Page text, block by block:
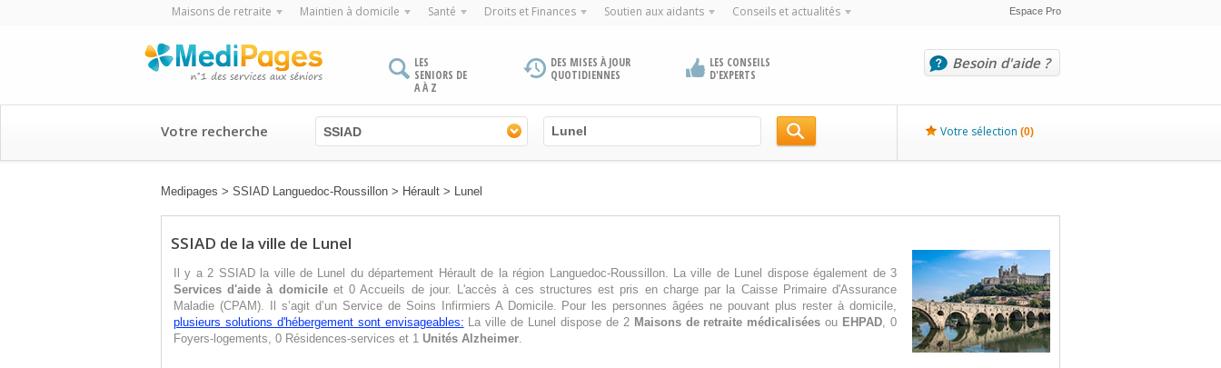
Maisons de retraite Maintien à domicile Santé Droits et Finances Soutien aux aidants Conseils et actualités Espace Pro
LES
SENIORS DE
A À Z
DES MISES À JOUR
QUOTIDIENNES
LES CONSEILS
D'EXPERTS
Besoin d'aide ?
Votre recherche SSIAD Votre sélection (0)
Medipages > SSIAD Languedoc-Roussillon > Hérault > Lunel
SSIAD de la ville de Lunel
Il y a 2 SSIAD la ville de Lunel du département Hérault de la région Languedoc-Roussillon. La ville de Lunel dispose également de 3
Services d'aide à domicileet 0 Accueils de jour. L'accès à ces structures est pris en charge par la Caisse Primaire d'Assurance
Maladie (CPAM). Il s’agit d’un Service de Soins Infirmiers A Domicile. Pour les personnes âgées ne pouvant plus rester à domicile,
plusieurs solutions d'hébergement sont envisageables: La ville de Lunel dispose de 2 Maisons de retraite médicalisées ou EHPAD, 0
Foyers-logements, 0 Résidences-services et 1 Unités Alzheimer.